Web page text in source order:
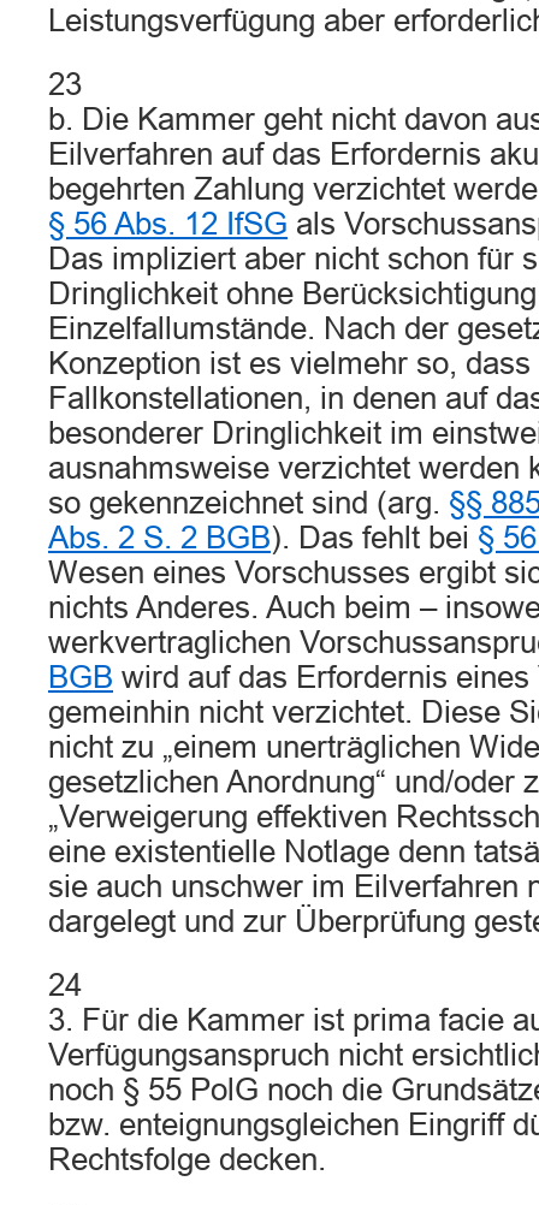
Leistungsverfügung aber
23
b. Die Kammer geht nicht davon
Eilverfahren auf das Erfordernis
begehrten Zahlung verzichtet
§ 56 Abs. 12 IfSG als
Das impliziert aber nicht schon für
Dringlichkeit ohne
Einzelfallumstände. Nach der
Konzeption ist es vielmehr so,
Fallkonstellationen, in denen auf
besonderer Dringlichkeit im
ausnahmsweise verzichtet werden
so gekennzeichnet sind (arg. §§
Abs. 2 S. 2 BGB). Das fehlt bei §
Wesen eines Vorschusses ergibt
nichts Anderes. Auch beim –
werkvertraglichen
BGB wird auf das Erfordernis
gemeinhin nicht verzichtet. Diese
nicht zu „einem unerträglichen
gesetzlichen Anordnung“ und/oder
„Verweigerung effektiven
eine existentielle Notlage denn
sie auch unschwer im Eilverfahren
dargelegt und zur Überprüfung
24
3. Für die Kammer ist prima facie
Verfügungsanspruch nicht
noch § 55 PolG noch die
bzw. enteignungsgleichen Eingriff
Rechtsfolge decken.